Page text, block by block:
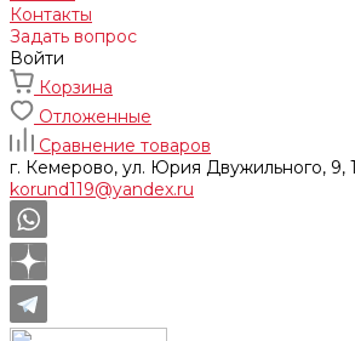
Контакты
Задать вопрос
Войти
Корзина
Отложенные
Сравнение товаров
г. Кемерово, ул. Юрия Двужильного, 9,
korund119@yandex.ru